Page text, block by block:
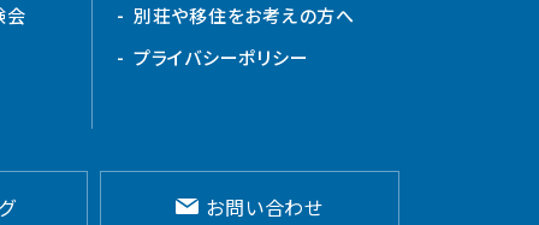
会
別荘や移住をお考えの方へ
プライバシーポリシー
お問い合わせ